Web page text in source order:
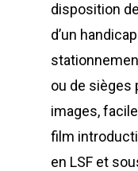
disposition
d’un
ou de sièges
images,
film
en LSF et